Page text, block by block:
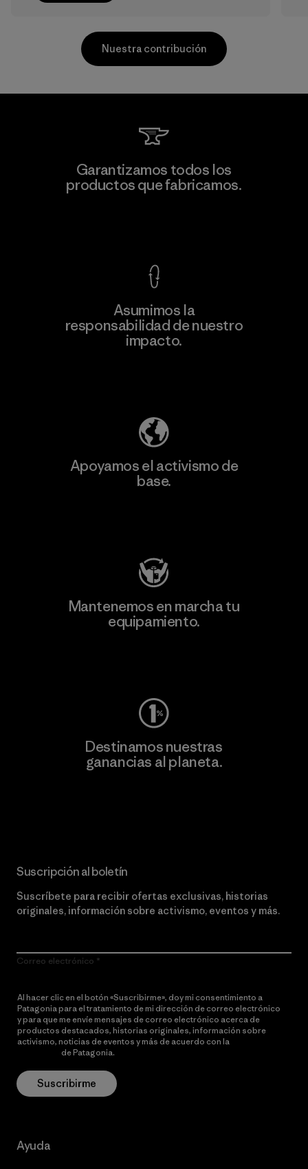
información
Kwang Viet Garment Co., Ltd
Nuestra contribución
Garantizamos todos los
productos que fabricamos.
Asumimos la
responsabilidad de nuestro
impacto.
Apoyamos el activismo de
base.
Mantenemos en marcha tu
equipamiento.
Destinamos nuestras
ganancias al planeta.
Suscripción al boletín
Suscríbete para recibir ofertas exclusivas, historias
originales, información sobre activismo, eventos y más.
Correo electrónico
Al hacer clic en el botón «Suscribirme», doy mi consentimiento a
Patagonia para el tratamiento de mi dirección de correo electrónico
y para que me envíe mensajes de correo electrónico acerca de
productos destacados, historias originales, información sobre
activismo, noticias de eventos y más de acuerdo con la
de Patagonia.
Suscribirme
Ayuda